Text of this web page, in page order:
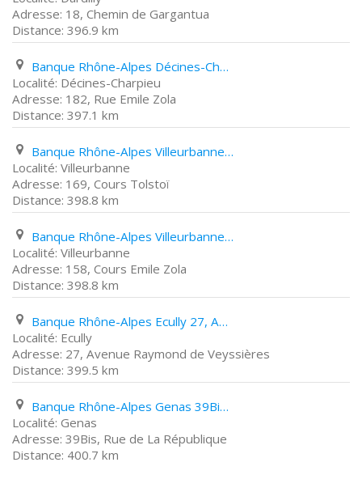
18, Chemin de Gargantua
396.9 km
Banque Rhône-Alpes Décines-Charpieu 182, Rue Emile Zola
Décines-Charpieu
182, Rue Emile Zola
397.1 km
Banque Rhône-Alpes Villeurbanne 169, Cours Tolstoï
Villeurbanne
169, Cours Tolstoï
398.8 km
Banque Rhône-Alpes Villeurbanne 158, Cours Emile Zola
Villeurbanne
158, Cours Emile Zola
398.8 km
Banque Rhône-Alpes Ecully 27, Avenue Raymond de Veyssières
Ecully
27, Avenue Raymond de Veyssières
399.5 km
Banque Rhône-Alpes Genas 39Bis, Rue de La République
Genas
39Bis, Rue de La République
400.7 km